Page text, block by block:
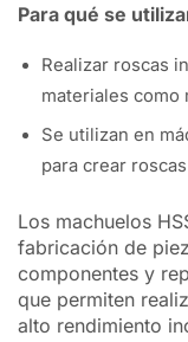
Para qué se
Realizar roscas
materiales como
Se utilizan en
para crear
Los machuelos
fabricación de
componentes y
que permiten
alto rendimiento